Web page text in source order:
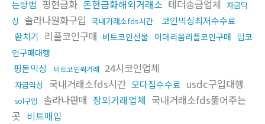
는방법 핑현금화 돈현금화해외거래소 테더송금업체
자금믹
싱
솔라나원화구입 국내거래소fds시간
코인믹싱최저수수료
환치기 리플코인구매 비트코인선물 이더리움리플코인구매 밈코
인구매대행
핑돈믹싱 비트코인퀵거래 24시코인업체
자금믹싱 국내거래소fds시간 오다집수수료 usdc구입대행
sol구입 솔라나판매 장외거래업체 국내거래소fds뚫어주는
곳 비트매입